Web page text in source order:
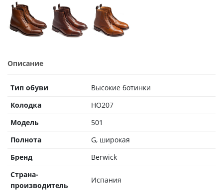
Описание
Тип обуви
Высокие ботинки
Колодка
HO207
Модель
501
Полнота
G, широкая
Бренд
Berwick
Страна-
производитель
Испания